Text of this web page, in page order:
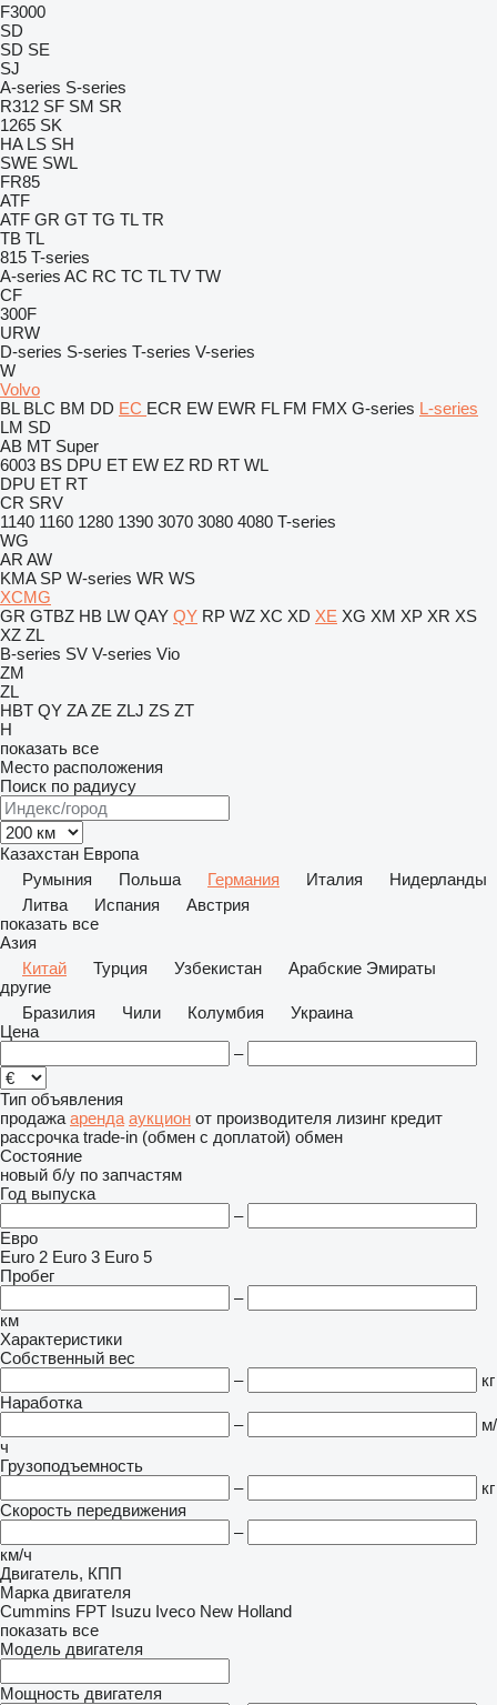
F3000
SD
SD SE
SJ
A-series S-series
R312 SF SM SR
1265 SK
HA LS SH
SWE SWL
FR85
ATF
ATF GR GT TG TL TR
TB TL
815 T-series
A-series AC RC TC TL TV TW
CF
300F
URW
D-series S-series T-series V-series
W
Volvo
BL BLC BM DD EC ECR EW EWR FL FM FMX G-series L-series
LM SD
AB MT Super
6003 BS DPU ET EW EZ RD RT WL
DPU ET RT
CR SRV
1140 1160 1280 1390 3070 3080 4080 T-series
WG
AR AW
KMA SP W-series WR WS
XCMG
GR GTBZ HB LW QAY QY RP WZ XC XD XE XG XM XP XR XS
XZ ZL
B-series SV V-series Vio
ZM
ZL
HBT QY ZA ZE ZLJ ZS ZT
H
показать все
Место расположения
Поиск по радиусу
Казахстан Европа
Румыния
Польша Германия Италия
Нидерланды
Литва
Испания
Австрия
показать все
Азия
Китай
Турция Узбекистан
Арабские Эмираты
другие
Бразилия
Чили Колумбия
Украина
Цена
–
Тип объявления
продажа аренда аукцион от производителя лизинг кредит
рассрочка trade-in (обмен с доплатой) обмен
Состояние
новый б/у по запчастям
Год выпуска
–
Евро
Euro 2 Euro 3 Euro 5
Пробег
–
км
Характеристики
Собственный вес
–
кг
Наработка
–
м/
ч
Грузоподъемность
–
кг
Скорость передвижения
–
км/ч
Двигатель, КПП
Марка двигателя
Cummins FPT Isuzu Iveco New Holland
показать все
Модель двигателя
Мощность двигателя